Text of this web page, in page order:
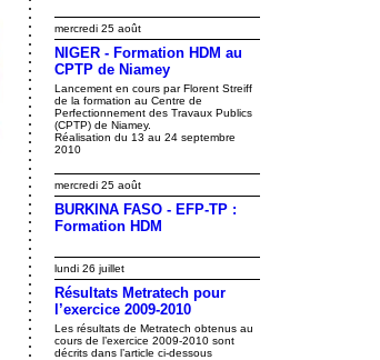
mercredi 25 août
NIGER - Formation HDM au
CPTP de Niamey
Lancement en cours par Florent Streiff
de la formation au Centre de
Perfectionnement des Travaux Publics
(CPTP) de Niamey.
Réalisation du 13 au 24 septembre
2010
mercredi 25 août
BURKINA FASO - EFP-TP :
Formation HDM
lundi 26 juillet
Résultats Metratech pour
l’exercice 2009-2010
Les résultats de Metratech obtenus au
cours de l’exercice 2009-2010 sont
décrits dans l’article ci-dessous